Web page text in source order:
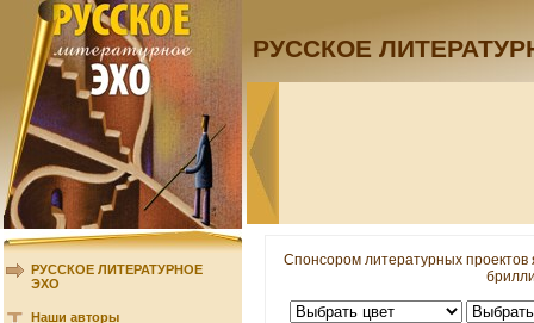
РУССКОЕ
РУССКОЕ ЛИТЕРАТУРНОЕ
ЭХО
Наши авторы
Спонсором литературных